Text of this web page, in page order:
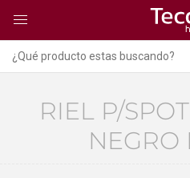
RIEL P/
NEGRO